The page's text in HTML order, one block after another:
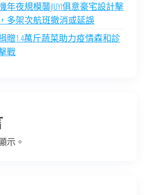
年夜規模襲JIUYI俱意豪宅設計擊
多架次航班撤消或延誤
贈1.4萬斤蔬菜助力疫情森和診
戰
示。